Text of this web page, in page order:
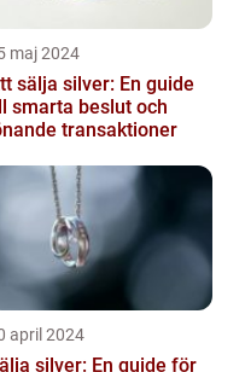
maj 2024
sälja silver: En guide
smarta beslut och
transaktioner
april 2024
silver: En guide för